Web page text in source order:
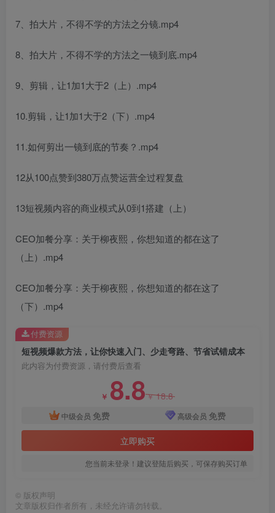
7、拍大片，不得不学的方法之分镜.mp4
8、拍大片，不得不学的方法之一镜到底.mp4
9、剪辑，让1加1大于2（上）.mp4
10.剪辑，让1加1大于2（下）.mp4
11.如何剪出一镜到底的节奏？.mp4
12从100点赞到380万点赞运营全过程复盘
13短视频内容的商业模式从0到1搭建（上）
CEO加餐分享：关于柳夜熙，你想知道的都在这了
（上）.mp4
CEO加餐分享：关于柳夜熙，你想知道的都在这了
（下）.mp4
短视频爆款方法，让你快速入门、少走弯路、节省试错成本
此内容为付费资源，请付费后查看
￥ 8.8￥18.8
中级会员 免费 高级会员 免费
立即购买
您当前未登录！建议登陆后购买，可保存购买订单
付费资源
© 版权声明
文章版权归作者所有，未经允许请勿转载。